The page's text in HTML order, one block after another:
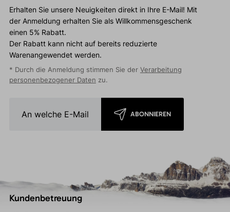
Erhalten Sie unsere Neuigkeiten direkt in Ihre E-Mail! Mit
der Anmeldung erhalten Sie als Willkommensgeschenk
einen 5% Rabatt.
Der Rabatt kann nicht auf bereits reduzierte
Warenangewendet werden.
* Durch die Anmeldung stimmen Sie der Verarbeitung
personenbezogener Daten zu.
ABONNIEREN
Kundenbetreuung